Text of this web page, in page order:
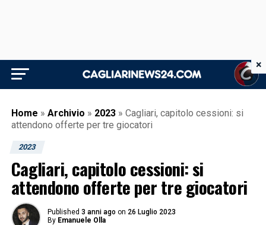
Home » Archivio » 2023 » Cagliari, capitolo cessioni: si
attendono offerte per tre giocatori
2023
Cagliari, capitolo cessioni: si
attendono offerte per tre giocatori
Published 3 anni ago on 26 Luglio 2023
By Emanuele Olla
×